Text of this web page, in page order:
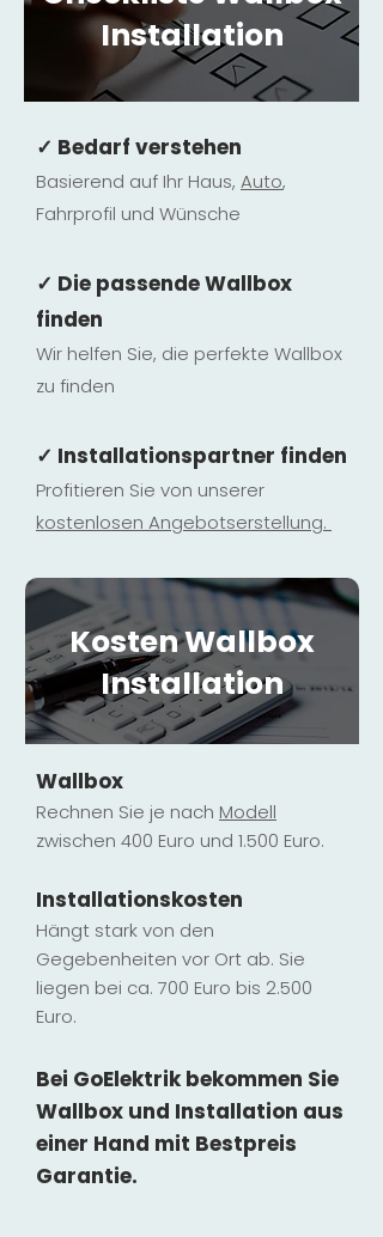
Installation
✓ Bedarf verstehen
Basierend auf Ihr Haus, Auto,
Fahrprofil und Wünsche
✓ Die passende Wallbox
finden
Wir helfen Sie, die perfekte Wallbox
zu finden
✓ Installationspartner finden
Profitieren Sie von unserer
kostenlosen Angebotserstellung.
Kosten Wallbox
Installation
Wallbox
Rechnen Sie je nach Modell
zwischen 400 Euro und 1.500 Euro.
Installationskosten
Hängt stark von den
Gegebenheiten vor Ort ab. Sie
liegen bei ca. 700 Euro bis 2.500
Euro.
Bei GoElektrik bekommen Sie
Wallbox und Installation aus
einer Hand mit Bestpreis
Garantie.